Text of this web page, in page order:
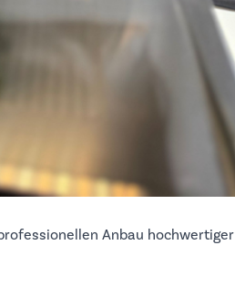
Anbau hochwertiger